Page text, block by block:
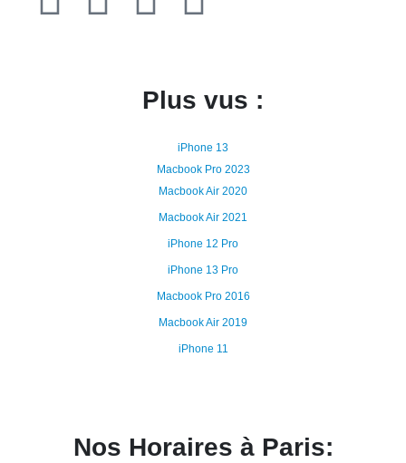
Plus vus :
iPhone 13
Macbook Pro 2023
Macbook Air 2020
Macbook Air 2021
iPhone 12 Pro
iPhone 13 Pro
Macbook Pro 2016
Macbook Air 2019
iPhone 11
Nos Horaires à Paris: